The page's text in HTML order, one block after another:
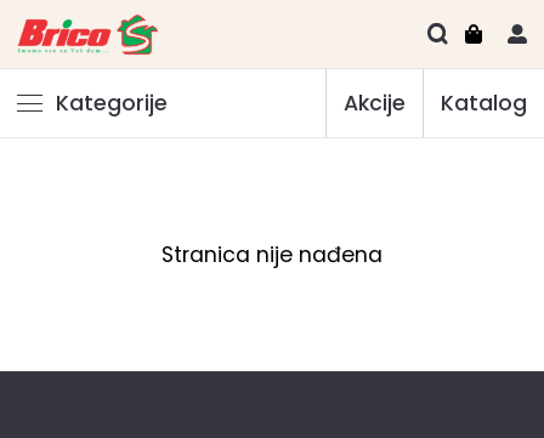
Kategorije Akcije Katalog
Stranica nije nađena